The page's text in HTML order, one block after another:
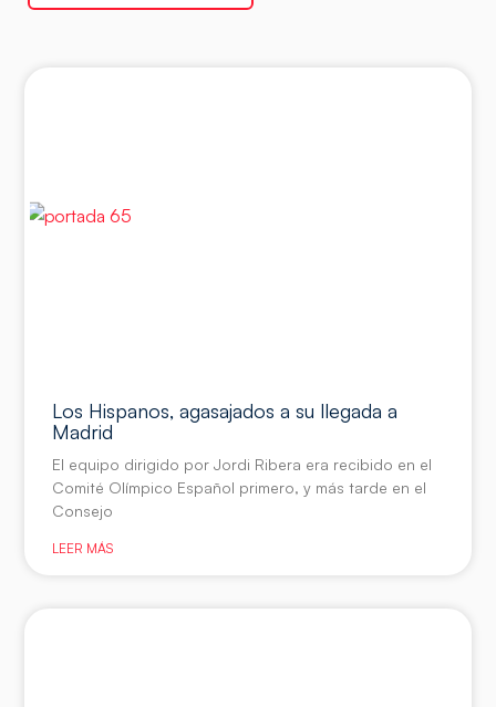
Los Hispanos, agasajados a su llegada a
Madrid
El equipo dirigido por Jordi Ribera era recibido en el
Comité Olímpico Español primero, y más tarde en el
Consejo
LEER MÁS